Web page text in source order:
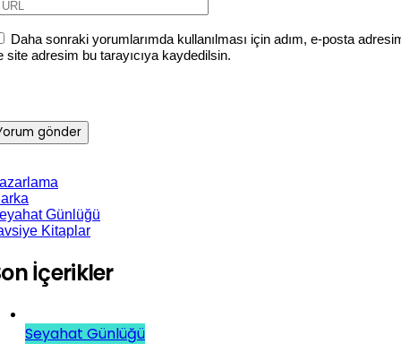
Daha sonraki yorumlarımda kullanılması için adım, e-posta
site adresim bu tarayıcıya kaydedilsin.
Günlüğü
Kitaplar
İçerikler
Seyahat Günlüğü